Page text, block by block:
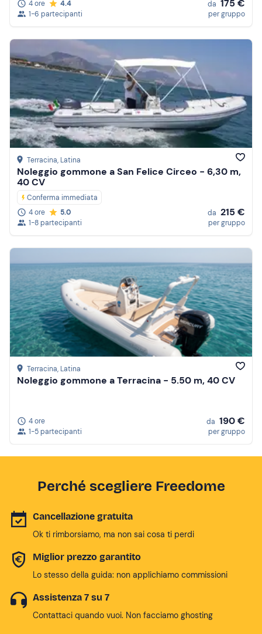
4 ore
4.4
1-6 partecipanti
da 175 €
per gruppo
Terracina, Latina
Noleggio gommone a San Felice Circeo - 6,30 m,
40 CV
Conferma immediata
4 ore
5.0
1-8 partecipanti
da 215 €
per gruppo
Terracina, Latina
Noleggio gommone a Terracina - 5.50 m, 40 CV
4 ore
1-5 partecipanti
da 190 €
per gruppo
Perché scegliere Freedome
Cancellazione gratuita
Ok ti rimborsiamo, ma non sai cosa ti perdi
Miglior prezzo garantito
Lo stesso della guida: non applichiamo commissioni
Assistenza 7 su 7
Contattaci quando vuoi. Non facciamo ghosting